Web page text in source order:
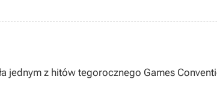
z hitów tegorocznego Games